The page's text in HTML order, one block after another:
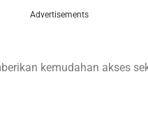
Advertisements
kemudahan akses